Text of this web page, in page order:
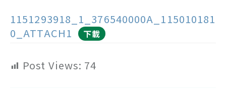
1151293918_1_376540000A_115010181
0_ATTACH1
下載
Post Views: 74